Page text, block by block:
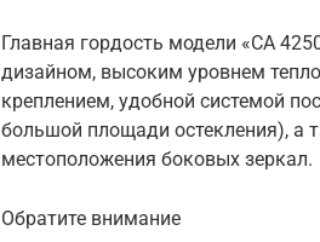
Главная гордость модели «CA
дизайном, высоким уровнем
креплением, удобной системой
большой площади остекления),
местоположения боковых зеркал.
Обратите внимание